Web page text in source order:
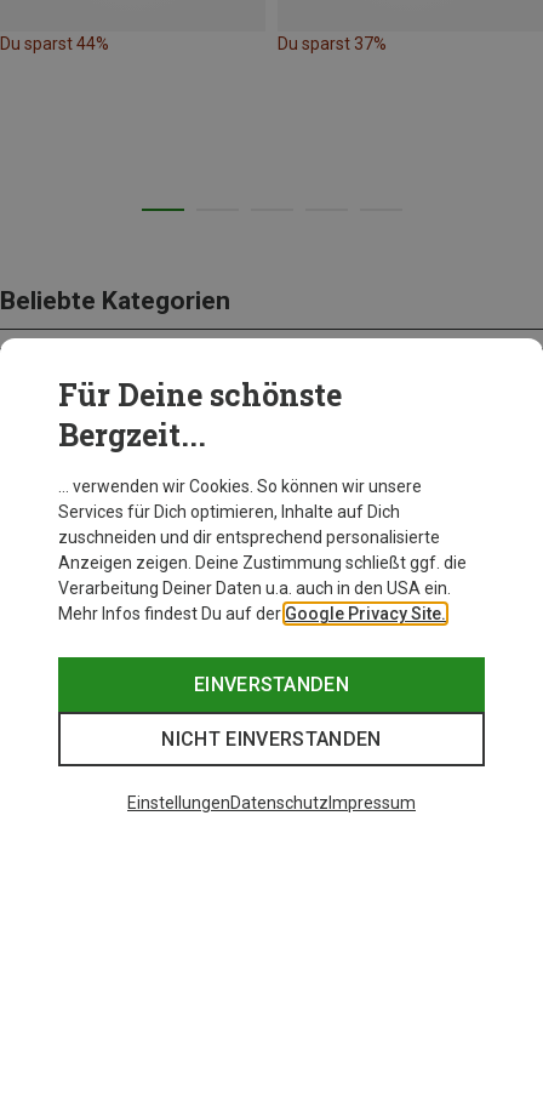
Du sparst 44% Du sparst 37%
Beliebte Kategorien
BEKLEIDUNG
Für Deine schönste
Bergzeit...
… verwenden wir Cookies. So können wir unsere
Services für Dich optimieren, Inhalte auf Dich
zuschneiden und dir entsprechend personalisierte
Anzeigen zeigen. Deine Zustimmung schließt ggf. die
Verarbeitung Deiner Daten u.a. auch in den USA ein.
Mehr Infos findest Du auf der Google Privacy Site.
EINVERSTANDEN
NICHT EINVERSTANDEN
EinstellungenDatenschutz Impressum